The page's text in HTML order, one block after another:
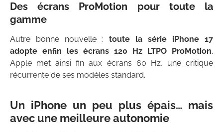
Des écrans ProMotion pour toute la
gamme
Autre bonne nouvelle : toute la série iPhone 17
adopte enfin les écrans 120 Hz LTPO ProMotion.
Apple met ainsi fin aux écrans 60 Hz, une critique
récurrente de ses modèles standard.
Un iPhone un peu plus épais… mais
avec une meilleure autonomie